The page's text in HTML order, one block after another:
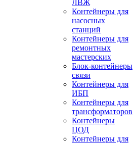
ЛВЖ
Контейнеры для
насосных
станций
Контейнеры для
ремонтных
мастерских
Блок-контейнеры
связи
Контейнеры для
ИБП
Контейнеры для
трансформаторов
Контейнеры
ЦОД
Контейнеры для